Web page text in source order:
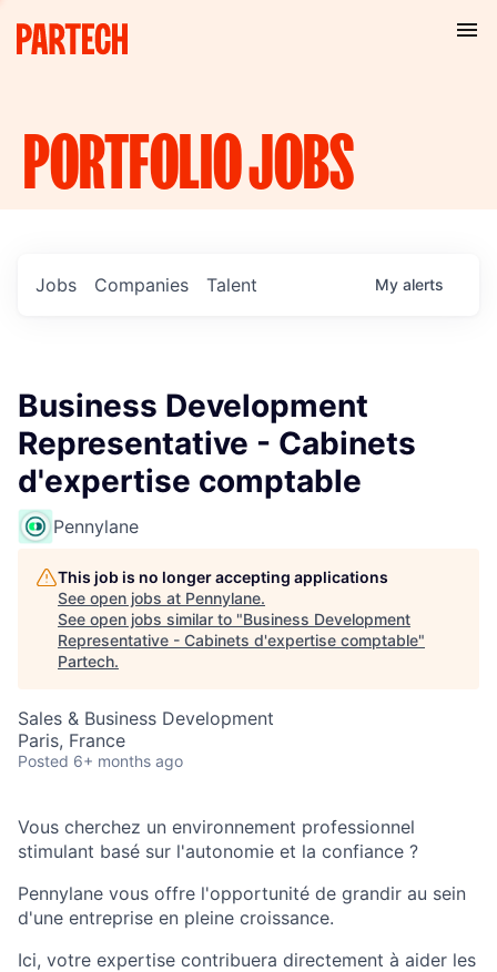
PORTFOLIOJOBS
Jobs Companies Talent My alerts
Business Development
Representative - Cabinets
d'expertise comptable
Pennylane
This job is no longer accepting applications
See open jobs at Pennylane.
See open jobs similar to "Business Development
Representative - Cabinets d'expertise comptable"
Partech.
Sales & Business Development
Paris, France
Posted 6+ months ago
Vous cherchez un environnement professionnel
stimulant basé sur l'autonomie et la confiance ?
Pennylane vous offre l'opportunité de grandir au sein
d'une entreprise en pleine croissance.
Ici, votre expertise contribuera directement à aider les